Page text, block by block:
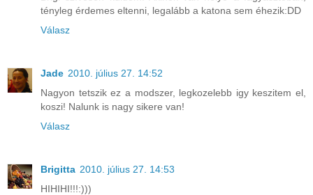
tényleg érdemes eltenni, legalább a katona sem éhezik:DD
Válasz
Jade 2010. július 27. 14:52
Nagyon tetszik ez a modszer, legkozelebb igy keszitem el,
koszi! Nalunk is nagy sikere van!
Válasz
Brigitta 2010. július 27. 14:53
HIHIHI!!!:)))